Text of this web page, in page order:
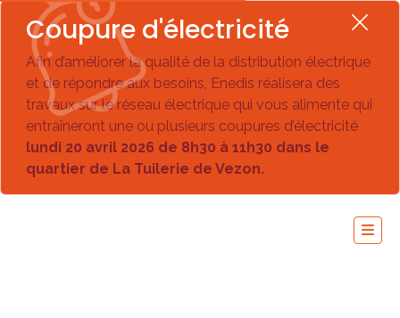
Coupure d'électricité
Afin d’améliorer la qualité de la distribution électrique
et de répondre aux besoins, Enedis réalisera des
travaux sur le réseau électrique qui vous alimente qui
entraîneront une ou plusieurs coupures d’électricité
lundi 20 avril 2026 de 8h30 à 11h30 dans le
quartier de La Tuilerie de Vezon.